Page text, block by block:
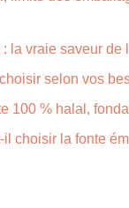
la vraie saveur de
selon vos
100 % halal,
il choisir la fonte